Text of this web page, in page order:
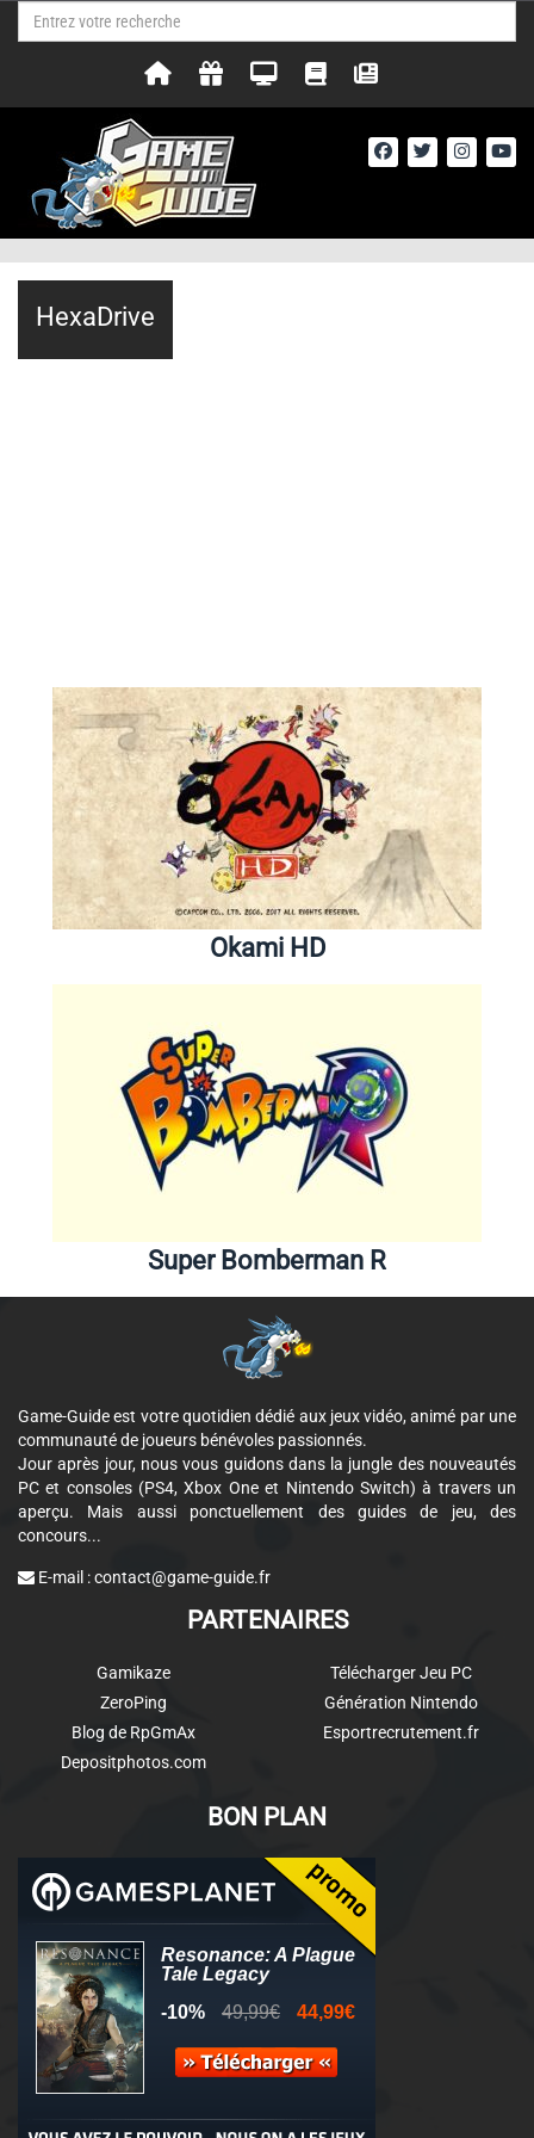
Okami HD
Super Bomberman R
HexaDrive
Game-Guide est votre quotidien dédié aux jeux vidéo, animé par une
communauté de joueurs bénévoles passionnés.
Jour après jour, nous vous guidons dans la jungle des nouveautés
PC et consoles (PS4, Xbox One et Nintendo Switch) à travers un
aperçu. Mais aussi ponctuellement des guides de jeu, des
concours...
E-mail :contact@game-guide.fr
PARTENAIRES
Gamikaze
ZeroPing
Blog de RpGmAx
Depositphotos.com
Télécharger Jeu PC
Génération Nintendo
Esportrecrutement.fr
BON PLAN